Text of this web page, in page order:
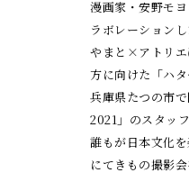
漫画家・安野モ
ラボレーション
やまと×アトリ
方に向けた「ハタ
兵庫県たつの市
2021」のスタッ
誰もが日本文化
にてきもの撮影会